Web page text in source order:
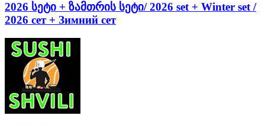
2026 სეტი + ზამთრის სეტი/ 2026 set + Winter set /
2026 сет + Зимний сет